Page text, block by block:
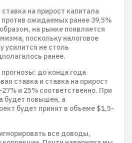
на прирост капитала
ожидаемых ранее 39,5%
на рынке появляется
поскольку налоговое
усилится не столь
ранее.
до конца года
ставка и ставка на прирост
и 25% соответственно. При
будет повышен, а
будет принят в объеме $1,5-
все доводы,